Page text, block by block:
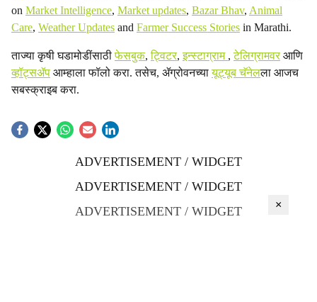
on Market Intelligence, Market updates, Bazar Bhav, Animal
Care, Weather Updates and Farmer Success Stories in Marathi.
ताज्या कृषी घडामोडींसाठीफेसबुक,ट्विटर,इन्स्टाग्राम ,टेलिग्रामवरआणि
व्हॉट्सॲप आम्हाला फॉलो करा. तसेच, ॲग्रोवनच्यायूट्यूब चॅनेलला आजच
सबस्क्राइब करा.
ADVERTISEMENT / WIDGET
ADVERTISEMENT / WIDGET
ADVERTISEMENT / WIDGET
×